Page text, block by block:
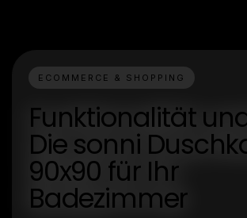
ECOMMERCE & SHOPPING
Funktionalität
Die sonni
90x90 für Ihr
Badezimmer